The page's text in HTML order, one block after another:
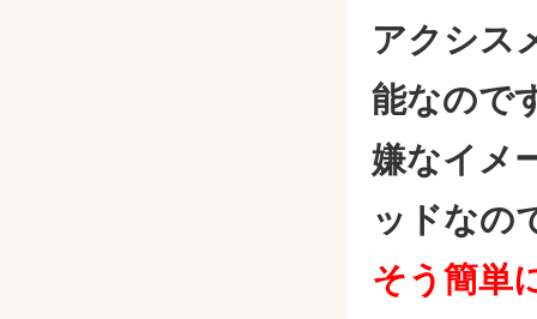
アクシス
能なので
嫌なイメ
ッドなの
そう簡単